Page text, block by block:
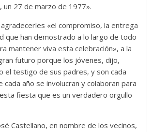
un 27 de marzo de 1977».
agradecerles «el compromiso, la entrega
que han demostrado a lo largo de todo
mantener viva esta celebración», a la
futuro porque los jóvenes, dijo,
el testigo de sus padres, y son cada
cada año se involucran y colaboran para
fiesta que es un verdadero orgullo
Castellano, en nombre de los vecinos,